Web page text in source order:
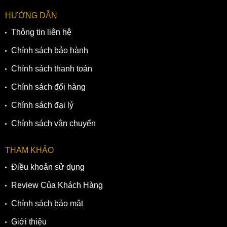
HƯỚNG DẪN
Thông tin liên hệ
Chính sách bảo hành
Chính sách thanh toán
Chính sách đổi hàng
Chính sách đại lý
Chính sách vận chuyển
THAM KHẢO
Điều khoản sử dụng
Review Của Khách Hàng
Chính sách bảo mật
Giới thiệu